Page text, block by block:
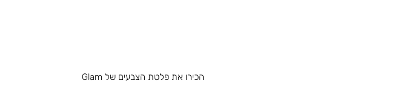
הכירו את פלטת הצבעים של Glam